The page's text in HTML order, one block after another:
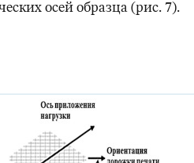
осей образца (рис. 7).